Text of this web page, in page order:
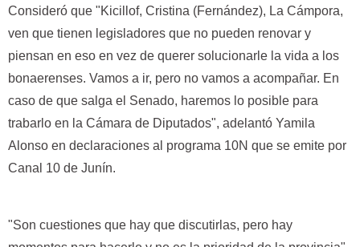
Consideró que "Kicillof, Cristina (Fernández), La Cámpora,
ven que tienen legisladores que no pueden renovar y
piensan en eso en vez de querer solucionarle la vida a los
bonaerenses. Vamos a ir, pero no vamos a acompañar. En
caso de que salga el Senado, haremos lo posible para
trabarlo en la Cámara de Diputados", adelantó Yamila
Alonso en declaraciones al programa 10N que se emite por
Canal 10 de Junín.
"Son cuestiones que hay que discutirlas, pero hay